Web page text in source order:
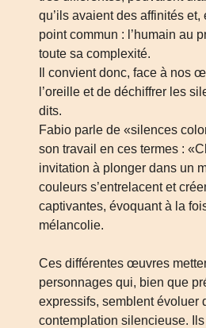
qu’ils avaient des affinités et,
point commun : l’humain au
toute sa complexité.
Il convient donc, face à nos
l’oreille et de déchiffrer les
dits.
Fabio parle de «silences
son travail en ces termes :
invitation à plonger dans un
couleurs s’entrelacent et
captivantes, évoquant à la
mélancolie.
Ces différentes œuvres
personnages qui, bien que
expressifs, semblent évoluer
contemplation silencieuse.